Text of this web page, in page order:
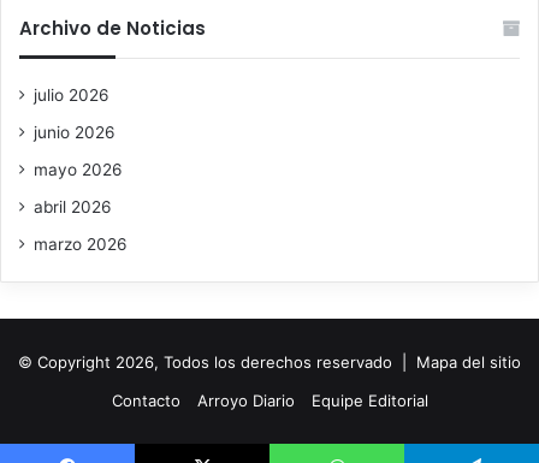
Archivo de Noticias
julio 2026
junio 2026
mayo 2026
abril 2026
marzo 2026
© Copyright 2026, Todos los derechos reservado | Mapa del sitio
Contacto
Arroyo Diario Equipe Editorial